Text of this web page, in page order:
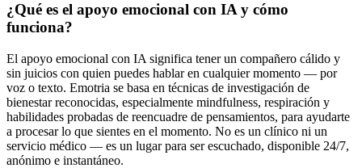
¿Qué es el apoyo emocional con IA y cómo
funciona?
El apoyo emocional con IA significa tener un compañero cálido y
sin juicios con quien puedes hablar en cualquier momento — por
voz o texto. Emotria se basa en técnicas de investigación de
bienestar reconocidas, especialmente mindfulness, respiración y
habilidades probadas de reencuadre de pensamientos, para ayudarte
a procesar lo que sientes en el momento. No es un clínico ni un
servicio médico — es un lugar para ser escuchado, disponible 24/7,
anónimo e instantáneo.